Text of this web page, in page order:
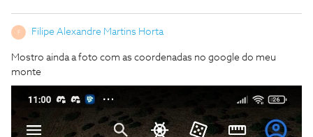
F Filipe Alexandre Martins Horta
Mostro ainda a foto com as coordenadas no google do meu
monte